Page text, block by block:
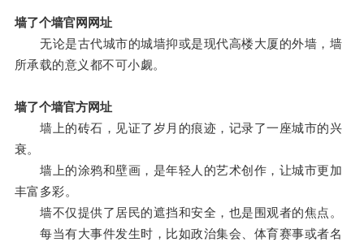
墙了个墙官网网址
无论是古代城市的城墙抑或是现代高楼大厦的外墙，墙
所承载的意义都不可小觑。
墙了个墙官方网址
墙上的砖石，见证了岁月的痕迹，记录了一座城市的兴
衰。
墙上的涂鸦和壁画，是年轻人的艺术创作，让城市更加
丰富多彩。
墙不仅提供了居民的遮挡和安全，也是围观者的焦点。
每当有大事件发生时，比如政治集会、体育赛事或者名